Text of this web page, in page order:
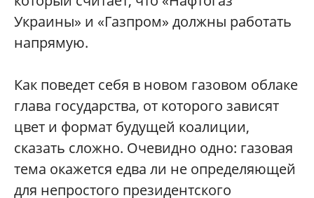
Украины» и «Газпром» должны работать
напрямую.
Как поведет себя в новом газовом облаке
глава государства, от которого зависят
цвет и формат будущей коалиции,
сказать сложно. Очевидно одно: газовая
тема окажется едва ли не определяющей
для непростого президентского